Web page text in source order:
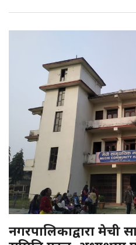
नगरपालिकाद्वारा मेची